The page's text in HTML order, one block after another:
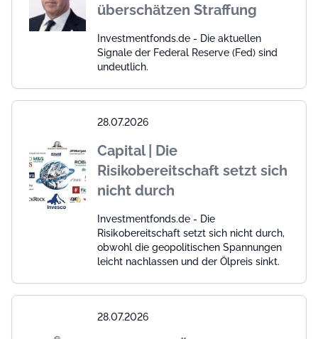
überschätzen Straffung
Investmentfonds.de - Die aktuellen
Signale der Federal Reserve (Fed) sind
undeutlich.
28.07.2026
Capital | Die
Risikobereitschaft setzt sich
nicht durch
Investmentfonds.de - Die
Risikobereitschaft setzt sich nicht durch,
obwohl die geopolitischen Spannungen
leicht nachlassen und der Ölpreis sinkt.
28.07.2026